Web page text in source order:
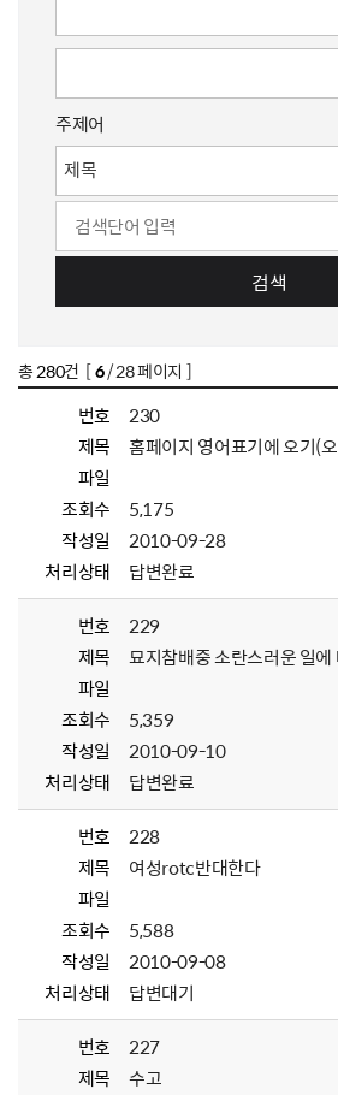
주제어
검색
총280건 [6/ 28 페이지 ]
번호
230
제목
홈페이지 영어표기에 오기(
파일
조회수
5,175
작성일
2010-09-28
처리상태
답변완료
번호
229
제목
묘지참배중 소란스러운 일에
파일
조회수
5,359
작성일
2010-09-10
처리상태
답변완료
번호
228
제목
여성rotc반대한다
파일
조회수
5,588
작성일
2010-09-08
처리상태
답변대기
번호
227
제목
수고